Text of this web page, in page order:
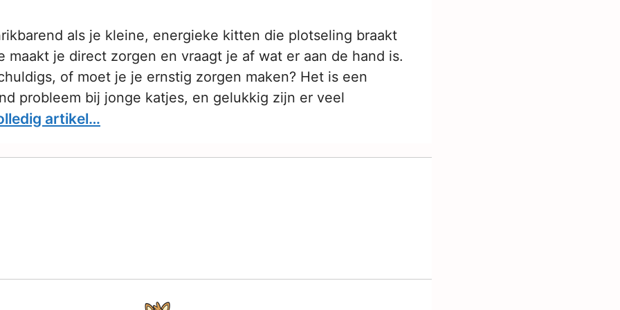
als je kleine, energieke kitten die plotseling braakt
maakt je direct zorgen en vraagt je af wat er aan de hand is.
of moet je je ernstig zorgen maken? Het is een
probleem bij jonge katjes, en gelukkig zijn er veel
artikel…